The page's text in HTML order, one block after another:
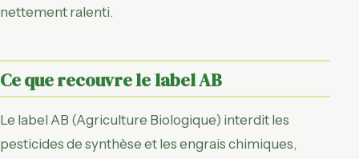
nettement ralenti.
Ce que recouvre le label AB
Le label AB (Agriculture Biologique) interdit les
pesticides de synthèse et les engrais chimiques,